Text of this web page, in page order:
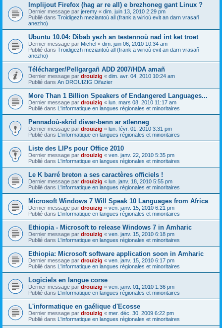
Implijout Firefox (hag ar re all) e brezhoneg gant Linux ?
Dernier message par jeremy « dim. juin 13, 2010 2:29 pm
Publié dans Troidigezh meziantoù all (frank a wirioù evit an darn vrasañ
anezho)
Ubuntu 10.04: Dibab yezh an testennoù nad int ket troet
Dernier message par Michel « dim. juin 06, 2010 10:34 am
Publié dans Troidigezh meziantoù all (frank a wirioù evit an darn vrasañ
anezho)
Télécharger/Pellgargañ ADD 2007/HDA amañ
Dernier message par drouizig « dim. avr. 04, 2010 10:24 am
Publié dans An DROUIZIG Difazier
More Than 1 Billion Speakers of Endangered Languages...
Dernier message par drouizig « lun. mars 08, 2010 11:17 am
Publié dans L'informatique en langues régionales et minoritaires
Pennadoù-skrid diwar-benn ar stlenneg
Dernier message par drouizig « lun. févr. 01, 2010 3:31 pm
Publié dans L'informatique en langues régionales et minoritaires
Liste des LIPs pour Office 2010
Dernier message par drouizig « ven. janv. 22, 2010 5:35 pm
Publié dans L'informatique en langues régionales et minoritaires
Le K barré breton a ses caractères officiels !
Dernier message par drouizig « lun. janv. 18, 2010 5:55 pm
Publié dans L'informatique en langues régionales et minoritaires
Microsoft Windows 7 Will Speak 10 Languages from Africa
Dernier message par drouizig « ven. janv. 15, 2010 6:21 pm
Publié dans L'informatique en langues régionales et minoritaires
Ethiopia - Microsoft to release Windows 7 in Amharic
Dernier message par drouizig « ven. janv. 15, 2010 6:18 pm
Publié dans L'informatique en langues régionales et minoritaires
Ethiopia: Microsoft software application soon in Amharic
Dernier message par drouizig « ven. janv. 15, 2010 6:17 pm
Publié dans L'informatique en langues régionales et minoritaires
Logiciels en langue corse
Dernier message par drouizig « ven. janv. 01, 2010 1:36 pm
Publié dans L'informatique en langues régionales et minoritaires
L'informatique en gaélique d'Ecosse
Dernier message par drouizig « mer. déc. 30, 2009 6:22 pm
Publié dans L'informatique en langues régionales et minoritaires